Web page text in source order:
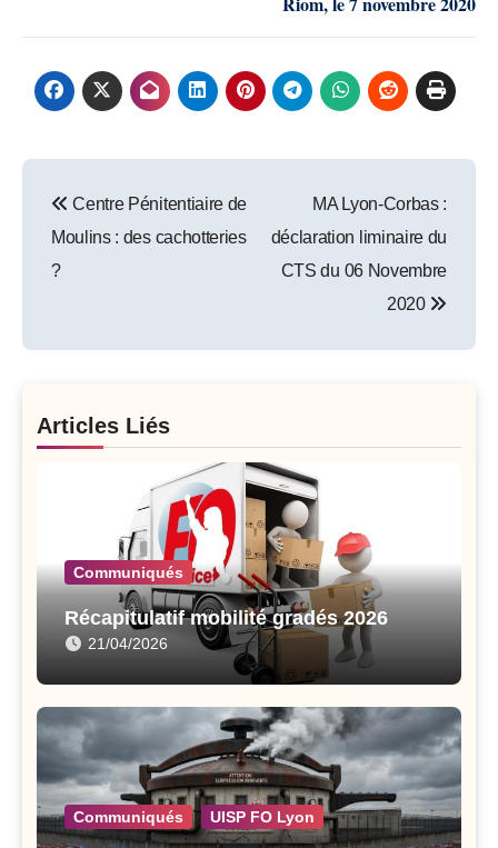
navigation
Centre Pénitentiaire de
Moulins : des cachotteries
?
MA Lyon-Corbas :
déclaration liminaire du
CTS du 06 Novembre
2020
Articles Liés
Communiqués
Récapitulatif mobilité gradés 2026
21/04/2026
Communiqués UISP FO Lyon